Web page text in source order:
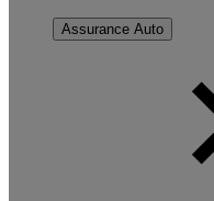
Assurance Auto